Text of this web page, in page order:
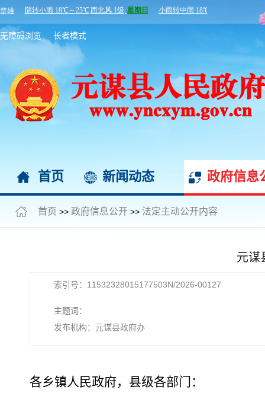
无障碍浏览 长者模式
首页 新闻动态 政府信息
首页 >> 政府信息公开 >> 法定主动公开内容
元谋
索引号：11532328015177503N/2026-00127
主题词：
发布机构：元谋县政府办
各乡镇人民政府，县级各部门：